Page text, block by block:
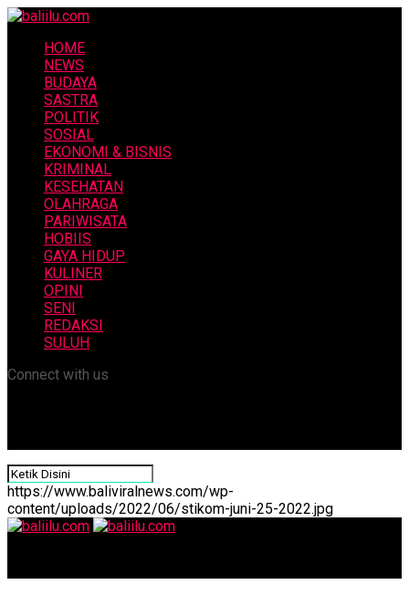
HOME
NEWS
BUDAYA
SASTRA
POLITIK
SOSIAL
EKONOMI & BISNIS
KRIMINAL
KESEHATAN
OLAHRAGA
PARIWISATA
HOBIIS
GAYA HIDUP
KULINER
OPINI
SENI
REDAKSI
SULUH
Connect with us
https://www.baliviralnews.com/wp-
content/uploads/2022/06/stikom-juni-25-2022.jpg